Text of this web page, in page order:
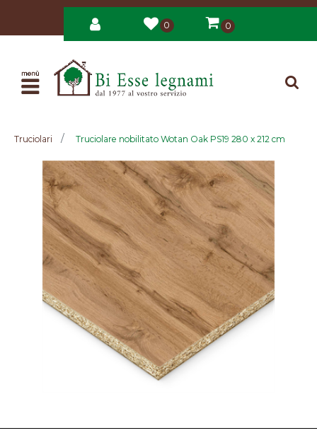
0 0
Open
Truciolari Truciolare nobilitato Wotan Oak PS19 280 x 212 cm